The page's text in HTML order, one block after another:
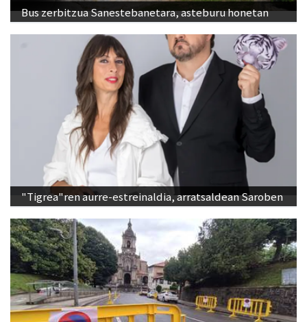
Bus zerbitzua Sanestebanetara, asteburu honetan
"Tigrea"ren aurre-estreinaldia, arratsaldean Saroben